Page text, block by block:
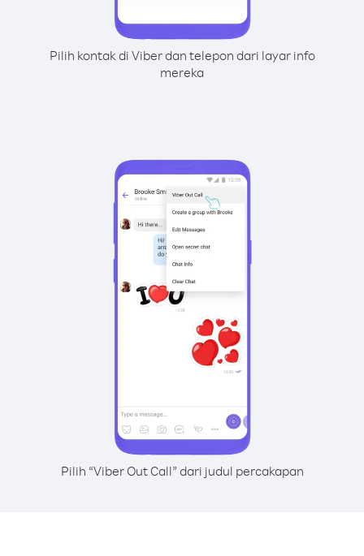
Pilih kontak di Viber dan telepon dari layar info
mereka
Pilih “Viber Out Call” dari judul percakapan